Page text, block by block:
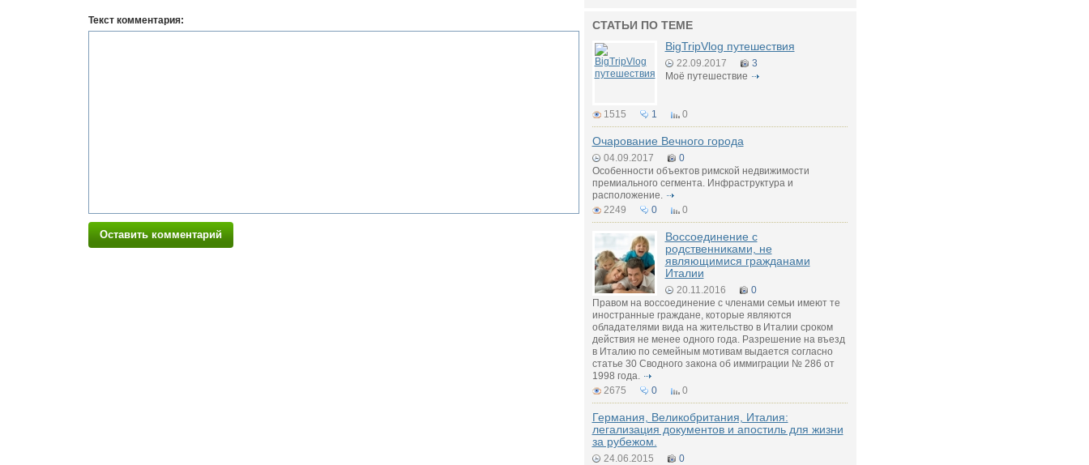
Текст комментария:
Оставить комментарий
СТАТЬИ ПО ТЕМЕ
BigTripVlog путешествия
22.09.2017
3
Моё путешествие
1515 1 0
Очарование Вечного города
04.09.2017
0
Особенности объектов римской недвижимости
премиального сегмента. Инфраструктура и
расположение.
2249
0 0
Воссоединение с
родственниками, не
являющимися гражданами
Италии
20.11.2016
0
Правом на воссоединение с членами семьи имеют те
иностранные граждане, которые являются
обладателями вида на жительство в Италии сроком
действия не менее одного года. Разрешение на въезд
в Италию по семейным мотивам выдается согласно
статье 30 Сводного закона об иммиграции № 286 от
1998 года.
2675
0 0
Германия, Великобритания, Италия:
легализация документов и апостиль для жизни
за рубежом.
24.06.2015
0